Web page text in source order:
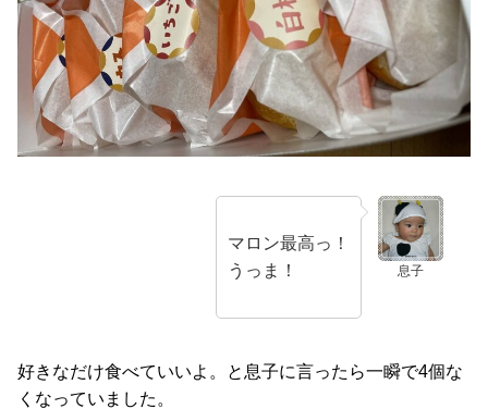
息子
マロン最高っ！
うっま！
好きなだけ食べていいよ。と息子に言ったら一瞬で4個な
くなっていました。